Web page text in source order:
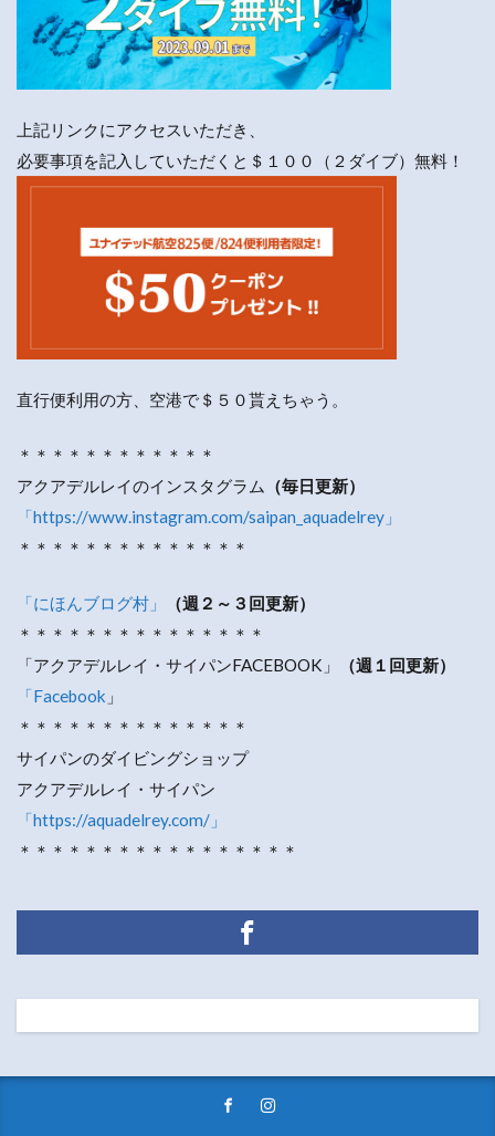
上記リンクにアクセスいただき、
必要事項を記入していただくと＄１００（２ダイブ）無料！
直行便利用の方、空港で＄５０貰えちゃう。
＊＊＊＊＊＊＊＊＊＊＊＊
アクアデルレイのインスタグラム
（毎日更新）
「https://www.instagram.com/saipan_aquadelrey」
＊＊＊＊＊＊＊＊＊＊＊＊＊＊
「にほんブログ村」
（週２～３回更新）
＊＊＊＊＊＊＊＊＊＊＊＊＊＊＊
「アクアデルレイ・サイパンFACEBOOK」
（週１回更新）
「Facebook 」
＊＊＊＊＊＊＊＊＊＊＊＊＊＊
サイパンのダイビングショップ
アクアデルレイ・サイパン
「https://aquadelrey.com/」
＊＊＊＊＊＊＊＊＊＊＊＊＊＊＊＊＊